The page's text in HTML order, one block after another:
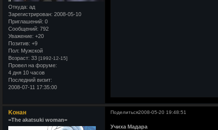
Откуда: ад
Зарегистрирован: 2008-05-10
Приглашений: 0
Сообщений: 792
Уважение: +20
Позитив: +9
Пол: Мужской
Возраст: 33 [1992-12-15]
Провел на форуме:
4 дня 10 часов
Последний визит:
2008-07-11 17:35:00
Поделиться2008-05-20 19:48:51
Kонан
=The akatsuki woman=
Учиха Мадара